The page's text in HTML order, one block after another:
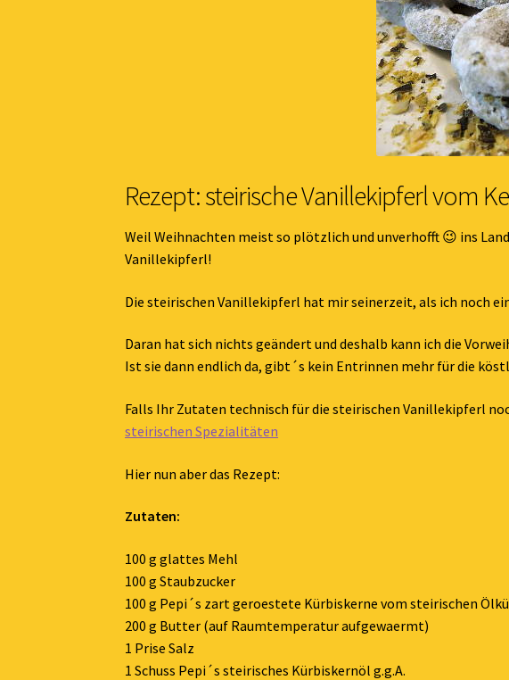
Rezept: steirische Vanillekipferl vom
Weil Weihnachten meist so plötzlich und unverhofft 😉 ins
Vanillekipferl!
Die steirischen Vanillekipferl hat mir seinerzeit, als ich noch
Daran hat sich nichts geändert und deshalb kann ich die
Ist sie dann endlich da, gibt´s kein Entrinnen mehr für die
Falls Ihr Zutaten technisch für die steirischen Vanillekipferl
steirischen Spezialitäten
Hier nun aber das Rezept:
Zutaten:
100 g glattes Mehl
100 g Staubzucker
100 g Pepi´s zart geroestete Kürbiskerne vom steirischen
200 g Butter (auf Raumtemperatur aufgewaermt)
1 Prise Salz
1 Schuss Pepi´s steirisches Kürbiskernöl g.g.A.